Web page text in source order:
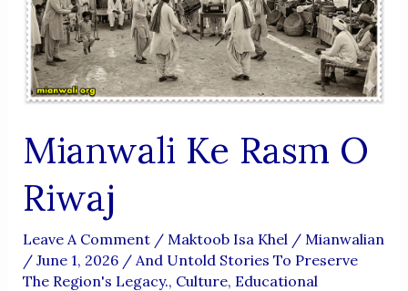
Mianwali Ke Rasm O
Riwaj
Leave A Comment / Maktoob Isa Khel / Mianwalian
/ June 1, 2026 / And Untold Stories To Preserve
The Region's Legacy., Culture, Educational